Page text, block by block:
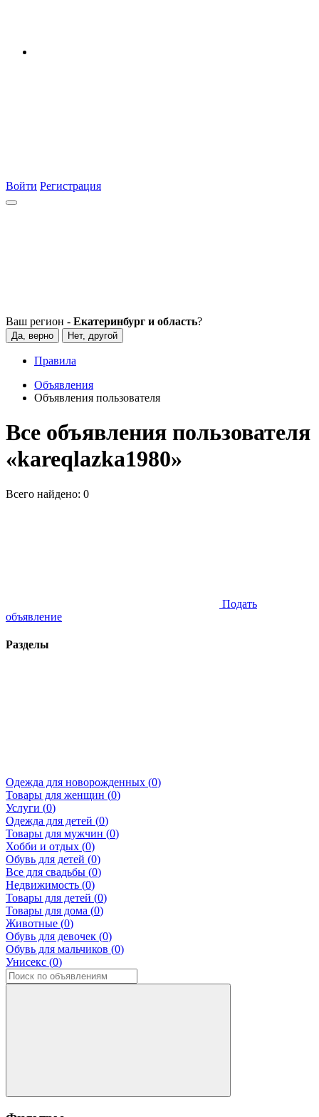
Войти Регистрация
Ваш регион - Екатеринбург и область?
Да, верно Нет, другой
Правила
Объявления
Объявления пользователя
Все объявления пользователя
«kareqlazka1980»
Всего найдено: 0
Подать
объявление
Разделы
Одежда для новорожденных (0)
Товары для женщин (0)
Услуги (0)
Одежда для детей (0)
Товары для мужчин (0)
Хобби и отдых (0)
Обувь для детей (0)
Все для свадьбы (0)
Недвижимость (0)
Товары для детей (0)
Товары для дома (0)
Животные (0)
Обувь для девочек (0)
Обувь для мальчиков (0)
Унисекс (0)